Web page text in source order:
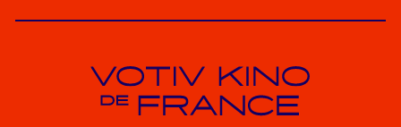
Votiv Kino und Kino De France in Wien